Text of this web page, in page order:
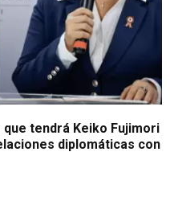
tendrá Keiko Fujimori
diplomáticas con